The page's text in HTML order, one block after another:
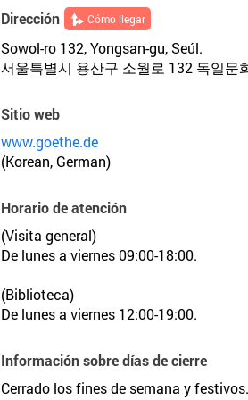
Dirección Cómo llegar
Sowol-ro 132, Yongsan-gu, Seúl.
서울특별시 용산구 소월로 132 독일문
Sitio web
www.goethe.de
(Korean, German)
Horario de atención
(Visita general)
De lunes a viernes 09:00-18:00.
(Biblioteca)
De lunes a viernes 12:00-19:00.
Información sobre días de cierre
Cerrado los fines de semana y